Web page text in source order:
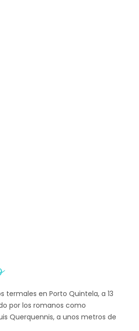
en Porto Quintela, a 13
por los romanos como
Querquennis, a unos metros de